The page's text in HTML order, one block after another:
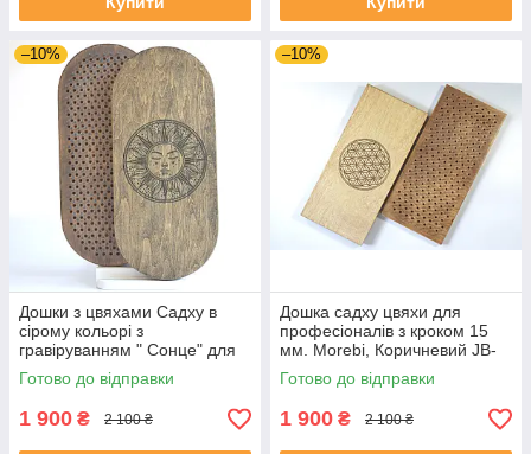
–10%
Дошки з цвяхами Садху в
сірому кольорі з
гравіруванням " Сонце" для
новачків з кроком 1 см, на
подарунок йогу
Готово до відправки
1 900 ₴ 2 100 ₴
–10%
Дошка садху цвяхи для
професіоналів з кроком 15
мм. Morebi, Коричневий JB-
156
Готово до відправки
1 900 ₴ 2 100 ₴